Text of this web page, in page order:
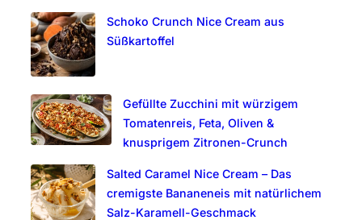
h
Schoko Crunch Nice Cream aus
Süßkartoffel
Gefüllte Zucchini mit würzigem
Tomatenreis, Feta, Oliven &
knusprigem Zitronen-Crunch
Salted Caramel Nice Cream – Das
cremigste Bananeneis mit natürlichem
Salz-Karamell-Geschmack